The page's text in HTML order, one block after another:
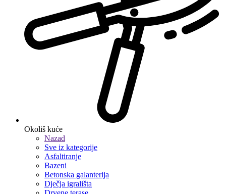
Okoliš kuće
Nazad
Sve iz kategorije
Asfaltiranje
Bazeni
Betonska galanterija
Dječja igrališta